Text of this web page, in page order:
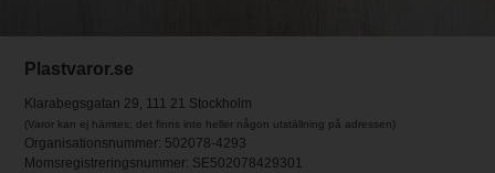
Plastvaror.se
Klarabegsgatan 29, 111 21 Stockholm
(Varor kan ej hämtes; det finns inte heller någon utställning på adressen)
Organisationsnummer: 502078-4293
Momsregistreringsnummer: SE502078429301